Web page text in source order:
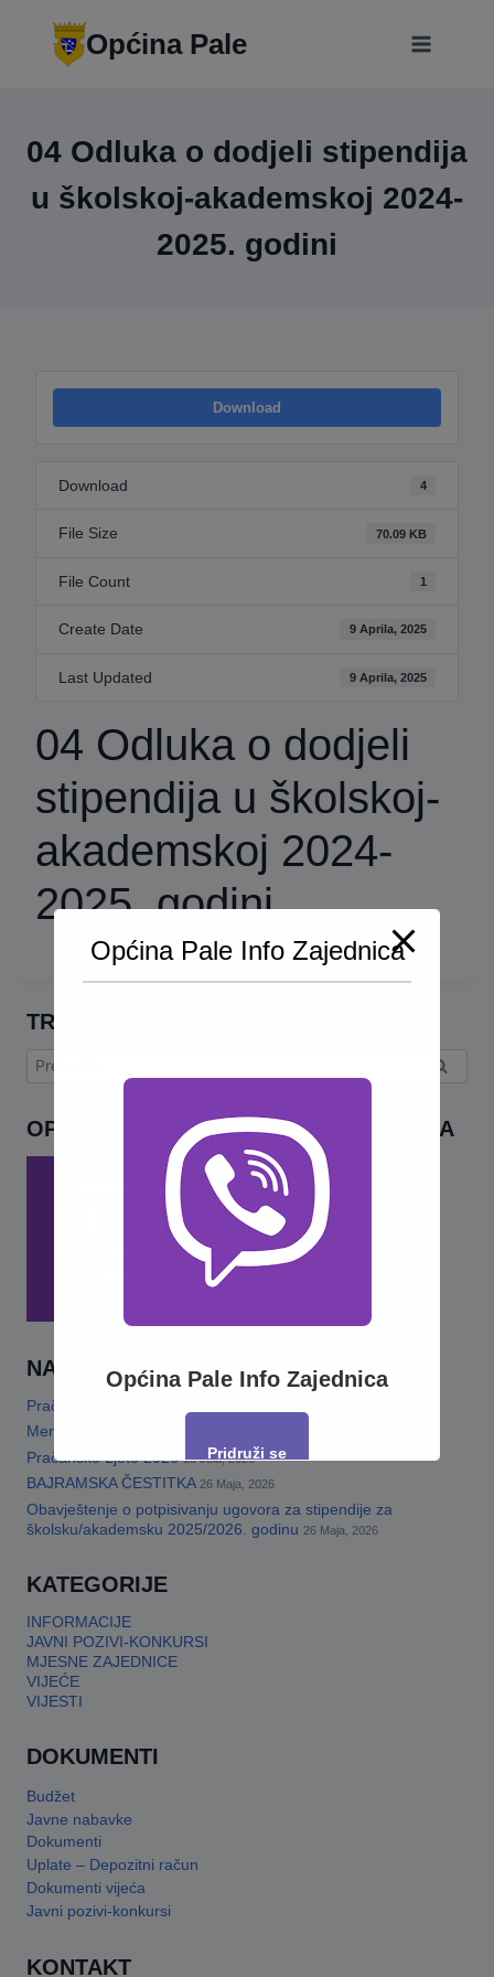
Općina Pale
04 Odluka o dodjeli stipendija
u školskoj-akademskoj 2024-
2025. godini
Download
Download 4
File Size 70.09 KB
File Count 1
Create Date 9 Aprila, 2025
Last Updated 9 Aprila, 2025
04 Odluka o dodjeli
stipendija u školskoj-
akademskoj 2024-
2025. godini
TRAŽI
Pretraga:
OPĆINA PALE INFO – VIBER ZAJEDNICA
NAJNOVIJE
Pračansko ljeto 2026 · Program za djecu
Memorijalni turnir„Šefko Mutapčić“
Pračansko Ljeto 2026 13 Jula, 2026
BAJRAMSKA ČESTITKA 26 Maja, 2026
Obavještenje o potpisivanju ugovora za stipendije za
školsku/akademsku 2025/2026. godinu 26 Maja, 2026
KATEGORIJE
INFORMACIJE
JAVNI POZIVI-KONKURSI
MJESNE ZAJEDNICE
VIJEĆE
VIJESTI
DOKUMENTI
Budžet
Javne nabavke
Dokumenti
Uplate – Depozitni račun
Dokumenti vijeća
Javni pozivi-konkursi
KONTAKT
Općina Pale Info Zajednica
Općina Pale Info Zajednica
Pridruži se
This will close in 17 seconds